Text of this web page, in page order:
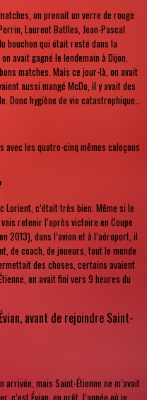
on prenait un verre de rouge
Laurent Batlles, Jean-Pascal
bouchon qui était resté dans la
avait gagné le lendemain à Dijon,
matches. Mais ce jour-là, on avait
aussi mangé McDo, il y avait des
Donc hygiène de vie catastrophique…
avec les quatre-cinq mêmes caleçons
Lorient, c’était très bien. Même si le
retenir l’après victoire en Coupe
2013), dans l’avion et à l’aéroport, il
de coach, de joueurs, tout le monde
des choses, certains avaient
on avait fini vers 9 heures du
avant de rejoindre Saint-
arrivée, mais Saint-Étienne ne m’avait
c’est Évian, en prêt, l’année où je